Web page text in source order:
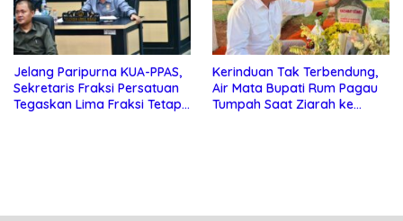
Jelang Paripurna KUA-PPAS,
Sekretaris Fraksi Persatuan
Tegaskan Lima Fraksi Tetap
Kerinduan Tak Terbendung,
Air Mata Bupati Rum Pagau
Tumpah Saat Ziarah ke